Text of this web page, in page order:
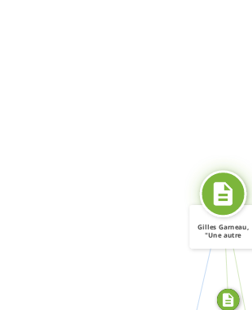
CITATION_FOR SOURCE_FOR
SOURCE_FOR
Gilles Garneau,
"Une autre